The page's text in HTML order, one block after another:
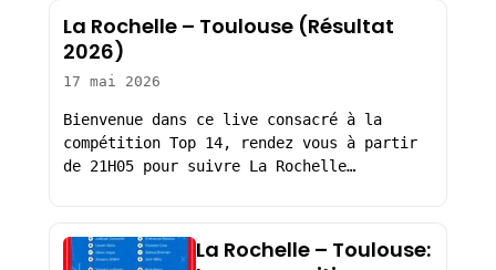
La Rochelle – Toulouse (Résultat
2026)
17 mai 2026
Bienvenue dans ce live consacré à la
compétition Top 14, rendez vous à partir
de 21H05 pour suivre La Rochelle…
La Rochelle – Toulouse: